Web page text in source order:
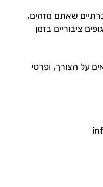
שאתם מזהים,
ציבוריים בזמן
על הצורך, ופרטי